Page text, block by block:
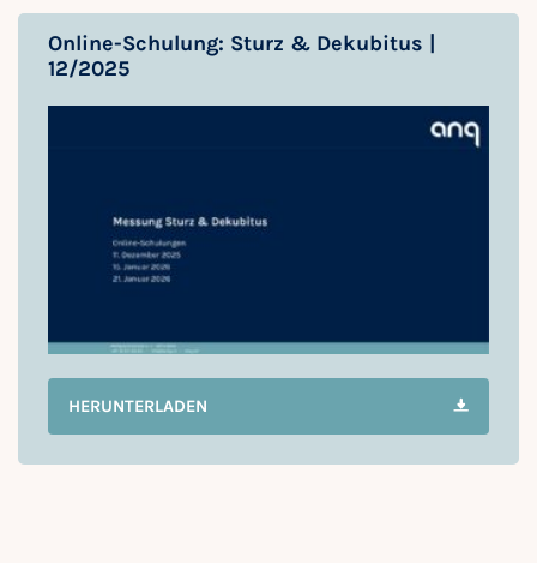
Online-Schulung: Sturz & Dekubitus |
12/2025
HERUNTERLADEN